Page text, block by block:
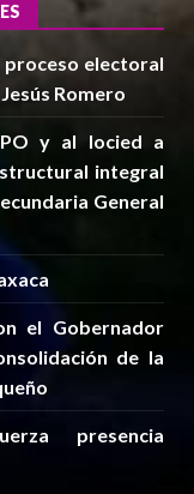
electoral
Romero
y al Iocied a
integral
General
el Gobernador
de la
presencia